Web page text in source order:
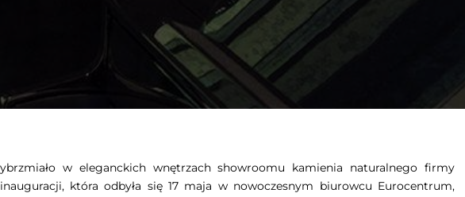
w eleganckich wnętrzach showroomu kamienia naturalnego firmy
która odbyła się 17 maja w nowoczesnym biurowcu Eurocentrum,